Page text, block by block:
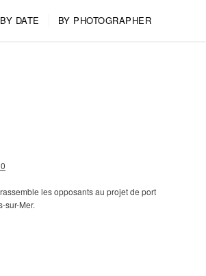
BY DATE BY PHOTOGRAPHER
les opposants au projet de port
sur-Mer.